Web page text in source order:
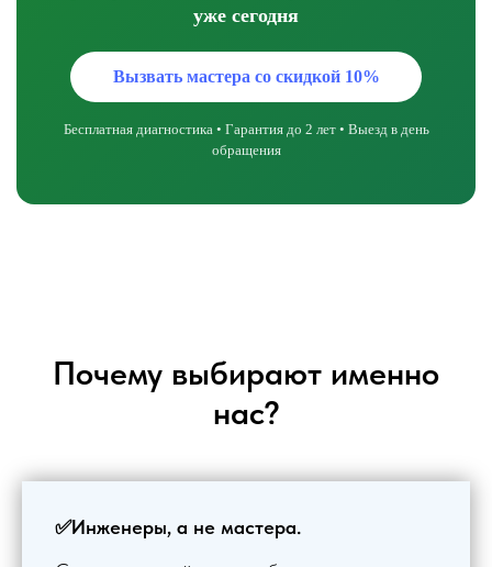
уже сегодня
Вызвать мастера со скидкой 10%
Бесплатная диагностика • Гарантия до 2 лет • Выезд в день
обращения
Почему выбирают именно
нас?
✅Инженеры, а не мастера.